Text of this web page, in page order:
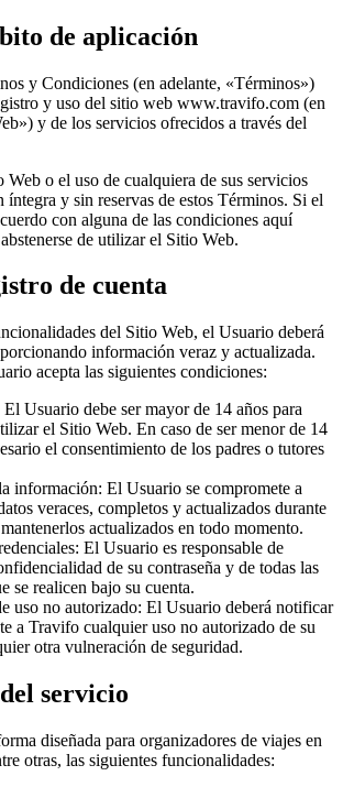
de aplicación
y Condiciones (en adelante, «Términos»)
y uso del sitio web www.travifo.com (en
y de los servicios ofrecidos a través del
o el uso de cualquiera de sus servicios
íntegra y sin reservas de estos Términos. Si el
con alguna de las condiciones aquí
de utilizar el Sitio Web.
de cuenta
del Sitio Web, el Usuario deberá
información veraz y actualizada.
acepta las siguientes condiciones:
El Usuario debe ser mayor de 14 años para
el Sitio Web. En caso de ser menor de 14
el consentimiento de los padres o tutores
información: El Usuario se compromete a
veraces, completos y actualizados durante
actualizados en todo momento.
: El Usuario es responsable de
de su contraseña y de todas las
se realicen bajo su cuenta.
uso no autorizado: El Usuario deberá notificar
a Travifo cualquier uso no autorizado de su
otra vulneración de seguridad.
servicio
diseñada para organizadores de viajes en
otras, las siguientes funcionalidades: